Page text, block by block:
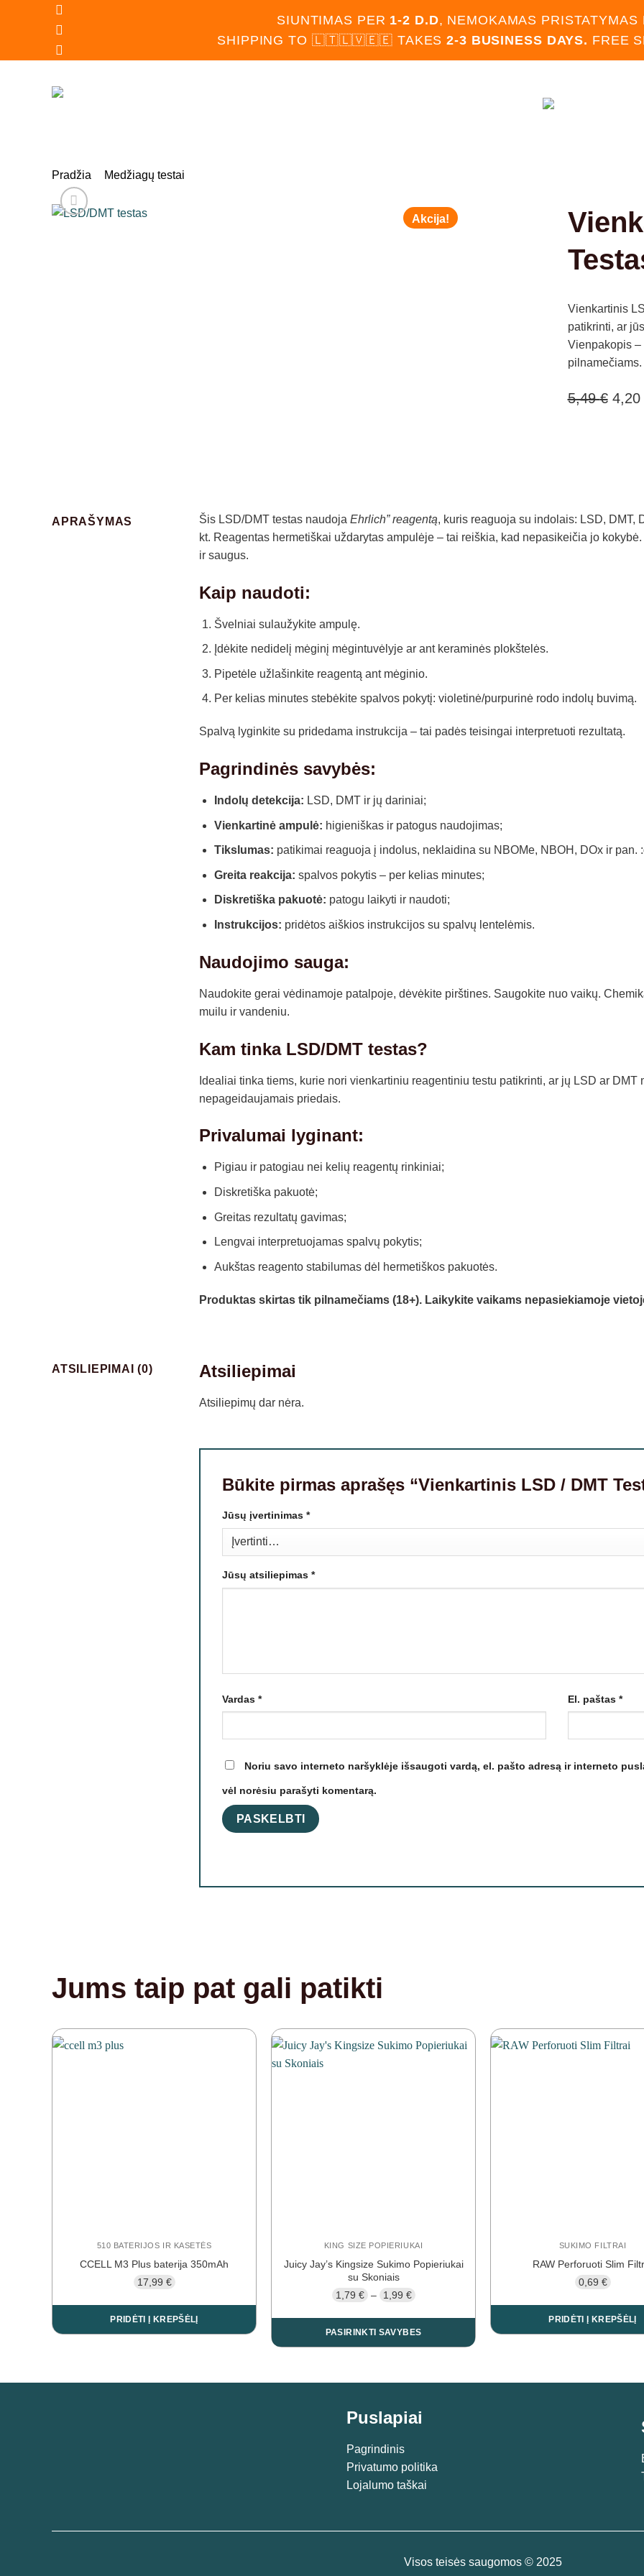
SIUNTIMAS PER 1-2 D.D, NEMOKAMAS
SHIPPING TO 🇱🇹🇱🇻🇪🇪 TAKES2-3 BUSINESS DAYS. FREE
Pradžia Medžiagų testai
Akcija!
Vienkartinis
patikrinti, ar
Vienpakopis –
pilnamečiams.
5,49€ 4,20
APRAŠYMAS Šis LSD/DMT testas naudoja Ehrlich” reagentą, kuris reaguoja su indolais: LSD, DMT,
kt. Reagentas hermetiškai uždarytas ampulėje – tai reiškia, kad nepasikeičia jo
ir saugus.
Kaip naudoti:
Švelniai sulaužykite ampulę.
Įdėkite nedidelį mėginį mėgintuvėlyje ar ant keraminės plokštelės.
Pipetėle užlašinkite reagentą ant mėginio.
Per kelias minutes stebėkite spalvos pokytį: violetinė/purpurinė rodo indolų buvimą.
Spalvą lyginkite su pridedama instrukcija – tai padės teisingai interpretuoti rezultatą.
Pagrindinės savybės:
Indolų detekcija: LSD, DMT ir jų dariniai;
Vienkartinė ampulė: higieniškas ir patogus naudojimas;
Tikslumas: patikimai reaguoja į indolus, neklaidina su NBOMe, NBOH, DOx ir pan.
Greita reakcija: spalvos pokytis – per kelias minutes;
Diskretiška pakuotė: patogu laikyti ir naudoti;
Instrukcijos: pridėtos aiškios instrukcijos su spalvų lentelėmis.
Naudojimo sauga:
Naudokite gerai vėdinamoje patalpoje, dėvėkite pirštines. Saugokite nuo vaikų.
muilu ir vandeniu.
Kam tinka LSD/DMT testas?
Idealiai tinka tiems, kurie nori vienkartiniu reagentiniu testu patikrinti, ar jų LSD ar
nepageidaujamais priedais.
Privalumai lyginant:
Pigiau ir patogiau nei kelių reagentų rinkiniai;
Diskretiška pakuotė;
Greitas rezultatų gavimas;
Lengvai interpretuojamas spalvų pokytis;
Aukštas reagento stabilumas dėl hermetiškos pakuotės.
Produktas skirtas tik pilnamečiams (18+). Laikykite vaikams nepasiekiamoje
ATSILIEPIMAI (0) Atsiliepimai
Atsiliepimų dar nėra.
Būkite pirmas aprašęs “Vienkartinis LSD / DMT
Jūsų įvertinimas *
Jūsų atsiliepimas *
Vardas * El. paštas *
Noriu savo interneto naršyklėje išsaugoti vardą, el. pašto adresą ir interneto
vėl norėsiu parašyti komentarą.
Jums taip pat gali patikti
510 BATERIJOS IR KASETĖS
CCELL M3 Plus baterija 350mAh
17,99 €
PRIDĖTI Į KREPŠĖLĮ
KING SIZE POPIERIUKAI
Juicy Jay’s Kingsize Sukimo Popieriukai
su Skoniais
1,79 € – 1,99 €
1,79 €
PASIRINKTI SAVYBES
variants.
options
may
be
SUKIMO FILTRAI
RAW Perforuoti Slim
0,69 €
PRIDĖTI Į KREPŠĖLĮ
Puslapiai
Pagrindinis
Privatumo politika
Lojalumo taškai
Visos teisės saugomos © 2025